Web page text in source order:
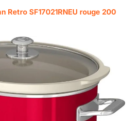
Retro SF17021RNEU rouge 200